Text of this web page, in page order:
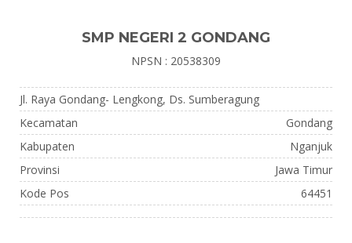
SMP NEGERI 2 GONDANG
NPSN : 20538309
Jl. Raya Gondang- Lengkong, Ds. Sumberagung
Kecamatan
Gondang
Kabupaten
Nganjuk
Provinsi
Jawa Timur
Kode Pos
64451